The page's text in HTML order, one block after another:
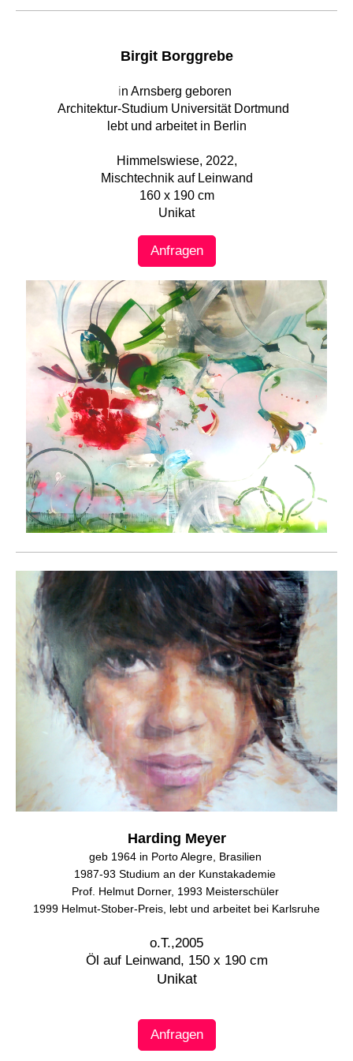
Birgit Borggrebe
in Arnsberg geboren
Architektur-Studium Universität Dortmund
lebt und arbeitet in Berlin
Himmelswiese, 2022,
Mischtechnik auf Leinwand
160 x 190 cm
Unikat
Anfragen
Harding Meyer
geb 1964 in Porto Alegre, Brasilien
1987-93 Studium an der Kunstakademie
Prof. Helmut Dorner, 1993 Meisterschüler
1999 Helmut-Stober-Preis, lebt und arbeitet bei Karlsruhe
o.T.,2005
Öl auf Leinwand, 150 x 190 cm
Unikat
Anfragen